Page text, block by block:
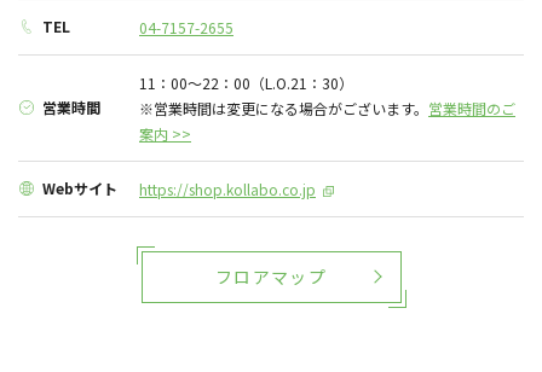
TEL 04-7157-2655
営業時間
11：00～22：00（L.O.21：30）
※営業時間は変更になる場合がございます。 営業時間のご
案内 >>
Webサイト https://shop.kollabo.co.jp
フロアマップ